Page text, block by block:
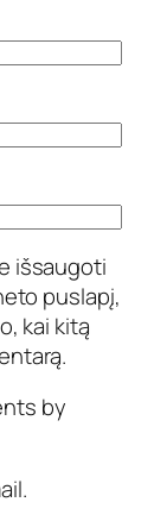
išsaugoti
puslapį,
kai kitą
by